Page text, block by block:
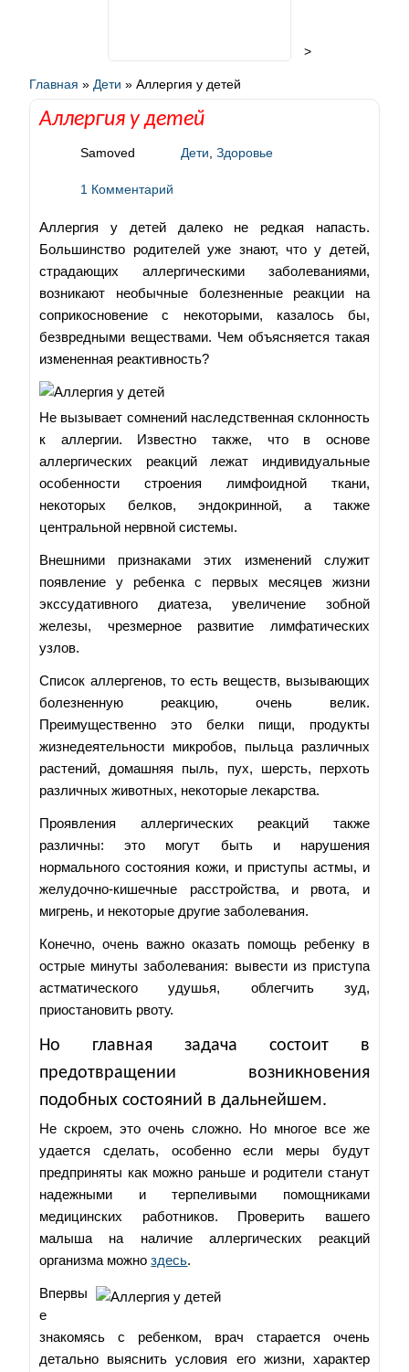
>
Главная » Дети »Аллергия у детей
Аллергия у детей
Samoved Дети ,Здоровье
1 Комментарий
Аллергия у детей далеко не редкая напасть.
Большинство родителей уже знают, что у детей,
страдающих аллергическими заболеваниями,
возникают необычные болезненные реакции на
соприкосновение с некоторыми, казалось бы,
безвредными веществами. Чем объясняется такая
измененная реактивность?
Не вызывает сомнений наследственная склонность
к аллергии. Известно также, что в основе
аллергических реакций лежат индивидуальные
особенности строения лимфоидной ткани,
некоторых белков, эндокринной, а также
центральной нервной системы.
Внешними признаками этих изменений служит
появление у ребенка с первых месяцев жизни
экссудативного диатеза, увеличение зобной
железы, чрезмерное развитие лимфатических
узлов.
Список аллергенов, то есть веществ, вызывающих
болезненную реакцию, очень велик.
Преимущественно это белки пищи, продукты
жизнедеятельности микробов, пыльца различных
растений, домашняя пыль, пух, шерсть, перхоть
различных животных, некоторые лекарства.
Проявления аллергических реакций также
различны: это могут быть и нарушения
нормального состояния кожи, и приступы астмы, и
желудочно-кишечные расстройства, и рвота, и
мигрень, и некоторые другие заболевания.
Конечно, очень важно оказать помощь ребенку в
острые минуты заболевания: вывести из приступа
астматического удушья, облегчить зуд,
приостановить рвоту.
Но главная задача состоит в
предотвращении возникновения
подобных состояний в дальнейшем.
Не скроем, это очень сложно. Но многое все же
удается сделать, особенно если меры будут
предприняты как можно раньше и родители станут
надежными и терпеливыми помощниками
медицинских работников. Проверить вашего
малыша на наличие аллергических реакций
организма можноздесь.
Впервы
е
знакомясь с ребенком, врач старается очень
детально выяснить условия его жизни, характер